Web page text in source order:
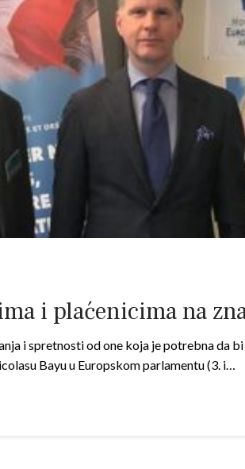
i plaćenicima na
i spretnosti od one koja je potrebna da
Bayu u Europskom parlamentu (3. i…